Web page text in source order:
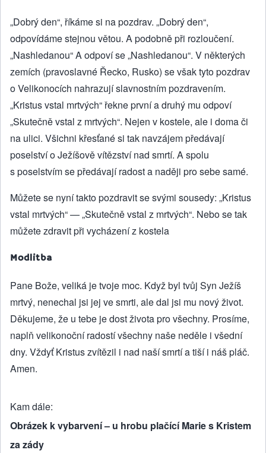
„Dobrý den“, říkáme si na pozdrav. „Dobrý den“,
odpovídáme stejnou větou. A podobně při rozloučení.
„Nashledanou“ A odpoví se „Nashledanou“. V některých
zemích (pravoslavné Řecko, Rusko) se však tyto pozdrav
o Velikonocích nahrazují slavnostním pozdravením.
„Kristus vstal mrtvých“ řekne první a druhý mu odpoví
„Skutečně vstal z mrtvých“. Nejen v kostele, ale i doma či
na ulici. Všichni křesťané si tak navzájem předávají
poselství o Ježíšově vítězství nad smrtí. A spolu
s poselstvím se předávají radost a naději pro sebe samé.
Můžete se nyní takto pozdravit se svými sousedy: „Kristus
vstal mrtvých“ — „Skutečně vstal z mrtvých“. Nebo se tak
můžete zdravit při vycházení z kostela
Modlitba
Pane Bože, veliká je tvoje moc. Když byl tvůj Syn Ježíš
mrtvý, nenechal jsi jej ve smrti, ale dal jsi mu nový život.
Děkujeme, že u tebe je dost života pro všechny. Prosíme,
naplň velikonoční radostí všechny naše neděle i všední
dny. Vždyť Kristus zvítězil i nad naší smrtí a tiší i náš pláč.
Amen.
Kam dále
Obrázek k vybarvení – u hrobu plačící Marie s Kristem
za zády